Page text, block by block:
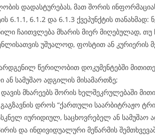
დადასტურებას, მათ შორის
6.1.1, 6.1.2 და 6.1.3 ქვეპუნქტის თანახმად:
ჩაითვლება მხარის მიერ მიღებულად,
უშუალოდ, ფოსტით ან კურიერის
წერილობით დოკუმენტებში
ან სამუშაო ადგილის მისამართზე;
მხარეებს შორის ხელშეკრულებაში
გაგზავნის დროს “ქართული საარბიტრაჟო
იურიდიულ, საცხოვრებელ ან სამუშაო
და ინდივიდუალური მეწარმის